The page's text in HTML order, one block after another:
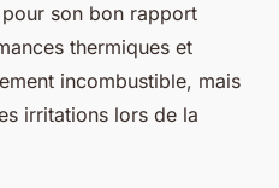
son bon rapport
thermiques et
incombustible, mais
irritations lors de la